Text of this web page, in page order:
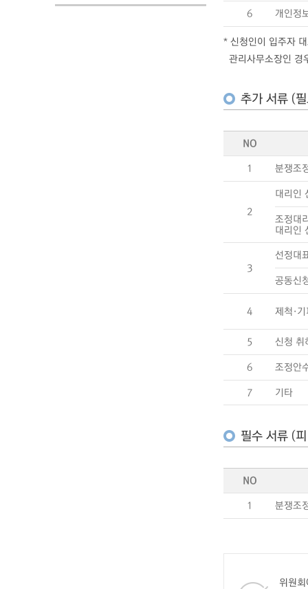
6 개인정
* 신청인이 입주자
관리사무소장인 경
추가 서류 (
NO
1 분쟁조
2
대리인
조정대
대리인
3
선정대
공동신
4 제척·
5 신청 취
6 조정안
7 기타
필수 서류 (
NO
1 분쟁조
위원